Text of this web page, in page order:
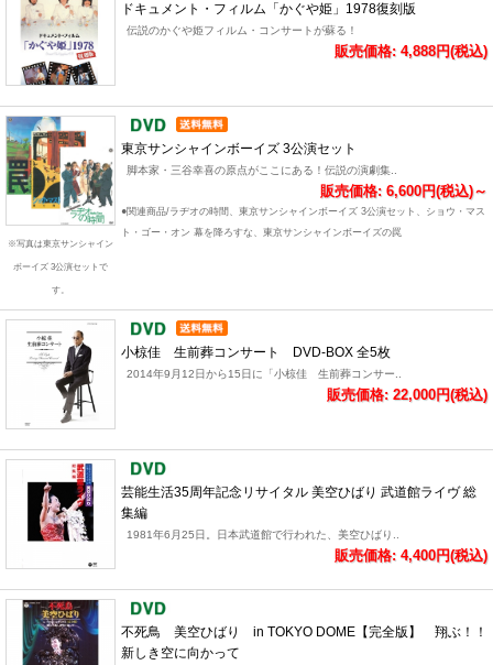
ドキュメント・フィルム「かぐや姫」1978復刻版
伝説のかぐや姫フィルム・コンサートが蘇る！
販売価格: 4,888円(税込)
※写真は東京サンシャイン
ボーイズ 3公演セットで
す。
東京サンシャインボーイズ 3公演セット
脚本家・三谷幸喜の原点がここにある！伝説の演劇集..
販売価格: 6,600円(税込)～
●関連商品/ラヂオの時間、東京サンシャインボーイズ 3公演セット、ショウ・マス
ト・ゴー・オン 幕を降ろすな、東京サンシャインボーイズの罠
小椋佳 生前葬コンサート DVD-BOX 全5枚
2014年9月12日から15日に「小椋佳 生前葬コンサー..
販売価格: 22,000円(税込)
芸能生活35周年記念リサイタル 美空ひばり 武道館ライヴ 総
集編
1981年6月25日。日本武道館で行われた、美空ひばり..
販売価格: 4,400円(税込)
不死鳥 美空ひばり in TOKYO DOME【完全版】 翔ぶ！！
新しき空に向かって